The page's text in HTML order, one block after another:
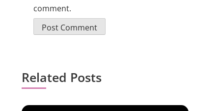
comment.
Related Posts